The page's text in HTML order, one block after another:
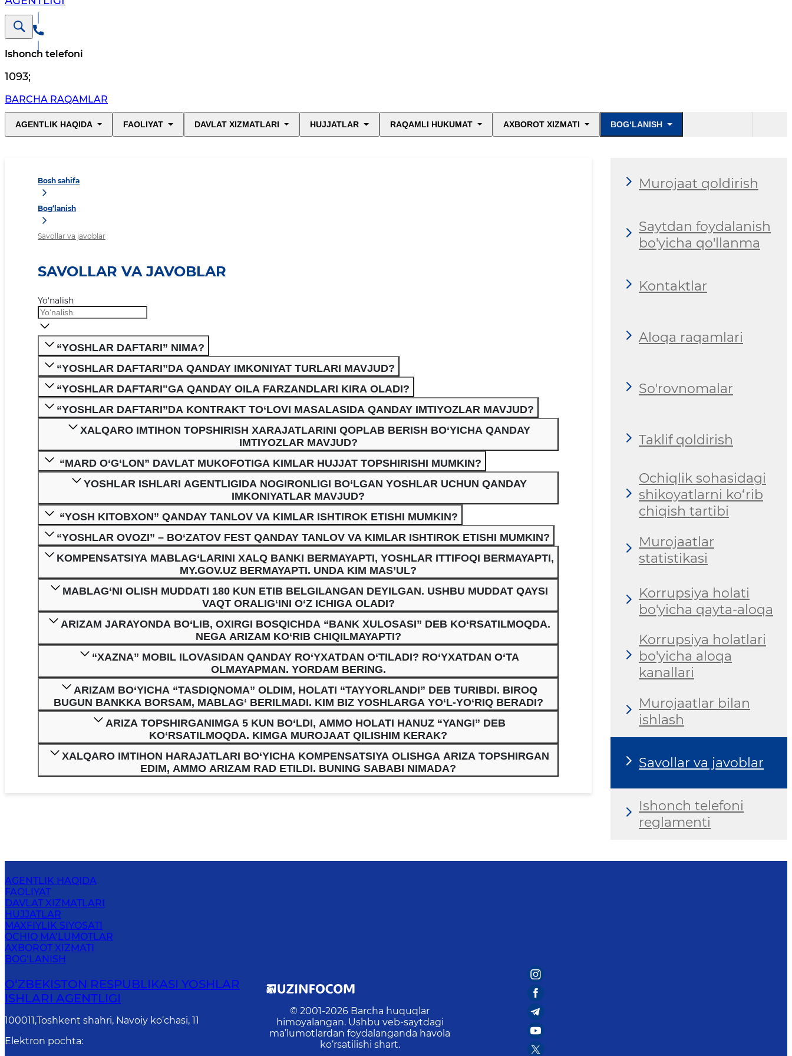
Ishonch telefoni
1093;
BARCHA RAQAMLAR
AGENTLIK HAQIDA FAOLIYAT DAVLAT XIZMATLARI HUJJATLAR RAQAMLI HUKUMAT AXBOROT XIZMATI BOG‘LANISH
Bosh sahifa
Bog‘lanish
Savollar va javoblar
SAVOLLAR VA JAVOBLAR
Yo‘nalish
“YOSHLAR DAFTARI” NIMA?
“YOSHLAR DAFTARI”DA QANDAY IMKONIYAT TURLARI MAVJUD?
“YOSHLAR DAFTARI"GA QANDAY OILA FARZANDLARI KIRA OLADI?
“YOSHLAR DAFTARI”DA KONTRAKT TO‘LOVI MASALASIDA QANDAY IMTIYOZLAR MAVJUD?
XALQARO IMTIHON TOPSHIRISH XARAJATLARINI QOPLAB BERISH BO‘YICHA QANDAY
IMTIYOZLAR MAVJUD?
“MARD O‘G‘LON” DAVLAT MUKOFOTIGA KIMLAR HUJJAT TOPSHIRISHI MUMKIN?
YOSHLAR ISHLARI AGENTLIGIDA NOGIRONLIGI BO‘LGAN YOSHLAR UCHUN QANDAY
IMKONIYATLAR MAVJUD?
“YOSH KITOBXON” QANDAY TANLOV VA KIMLAR ISHTIROK ETISHI MUMKIN?
“YOSHLAR OVOZI” – BO‘ZATOV FEST QANDAY TANLOV VA KIMLAR ISHTIROK ETISHI MUMKIN?
KOMPENSATSIYA MABLAG‘LARINI XALQ BANKI BERMAYAPTI, YOSHLAR ITTIFOQI BERMAYAPTI,
MY.GOV.UZ BERMAYAPTI. UNDA KIM MAS’UL?
MABLAG‘NI OLISH MUDDATI 180 KUN ETIB BELGILANGAN DEYILGAN. USHBU MUDDAT QAYSI
VAQT ORALIG‘INI O‘Z ICHIGA OLADI?
ARIZAM JARAYONDA BO‘LIB, OXIRGI BOSQICHDA “BANK XULOSASI” DEB KO‘RSATILMOQDA.
NEGA ARIZAM KO‘RIB CHIQILMAYAPTI?
“XAZNA” MOBIL ILOVASIDAN QANDAY RO‘YXATDAN O‘TILADI? RO‘YXATDAN O‘TA
OLMAYAPMAN. YORDAM BERING.
ARIZAM BO‘YICHA “TASDIQNOMA” OLDIM, HOLATI “TAYYORLANDI” DEB TURIBDI. BIROQ
BUGUN BANKKA BORSAM, MABLAG‘ BERILMADI. KIM BIZ YOSHLARGA YO‘L-YO‘RIQ BERADI?
ARIZA TOPSHIRGANIMGA 5 KUN BO‘LDI, AMMO HOLATI HANUZ “YANGI” DEB
KO‘RSATILMOQDA. KIMGA MUROJAAT QILISHIM KERAK?
XALQARO IMTIHON HARAJATLARI BO‘YICHA KOMPENSATSIYA OLISHGA ARIZA TOPSHIRGAN
EDIM, AMMO ARIZAM RAD ETILDI. BUNING SABABI NIMADA?
Murojaat qoldirish
Saytdan foydalanish
bo'yicha qo'llanma
Kontaktlar
Aloqa raqamlari
So'rovnomalar
Taklif qoldirish
Ochiqlik sohasidagi
shikoyatlarni ko‘rib
chiqish tartibi
Murojaatlar
statistikasi
Korrupsiya holati
bo'yicha qayta-aloqa
Korrupsiya holatlari
bo'yicha aloqa
kanallari
Murojaatlar bilan
ishlash
Savollar va javoblar
Ishonch telefoni
reglamenti
AGENTLIK HAQIDA
FAOLIYAT
DAVLAT XIZMATLARI
HUJJATLAR
MAXFIYLIK SIYOSATI
OCHIQ MA’LUMOTLAR
AXBOROT XIZMATI
BOG‘LANISH
O‘ZBЕKISTОN RЕSPUBLIKАSI YOSHLAR
ISHLARI AGENTLIGI
100011,Toshkent shahri, Navoiy ko‘chasi, 11
Elektron pochta:
© 2001-2026 Barcha huquqlar
himoyalangan. Ushbu veb-saytdagi
ma’lumotlardan foydalanganda havola
ko‘rsatilishi shart.